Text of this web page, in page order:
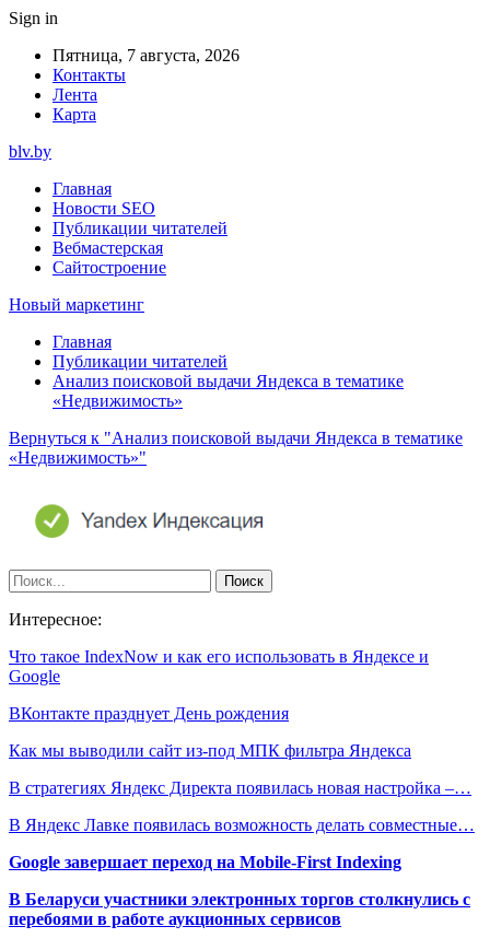
Sign in
Пятница, 7 августа, 2026
Контакты
Лента
Карта
blv.by
Главная
Новости SEO
Публикации читателей
Вебмастерская
Сайтостроение
Новый маркетинг
Главная
Публикации читателей
Анализ поисковой выдачи Яндекса в тематике
«Недвижимость»
Вернуться к "Анализ поисковой выдачи Яндекса в тематике
«Недвижимость»"
Интересное:
Что такое IndexNow и как его использовать в Яндексе и
Google
ВКонтакте празднует День рождения
Как мы выводили сайт из-под МПК фильтра Яндекса
В стратегиях Яндекс Директа появилась новая настройка –…
В Яндекс Лавке появилась возможность делать совместные…
Google завершает переход на Mobile-First Indexing
В Беларуси участники электронных торгов столкнулись с
перебоями в работе аукционных сервисов